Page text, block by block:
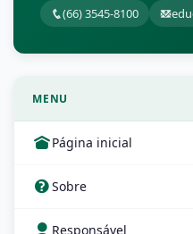
(66) 3545-8100
MENU
Página inicial
Sobre
Responsável